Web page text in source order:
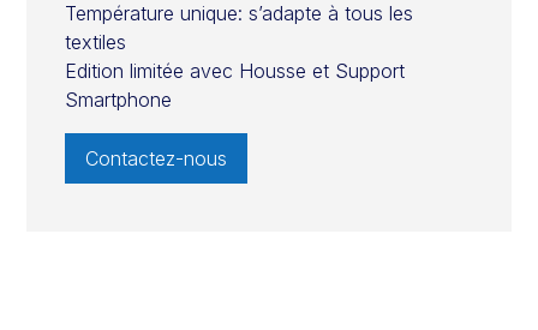
Température unique: s’adapte à tous les
textiles
Edition limitée avec Housse et Support
Smartphone
Contactez-nous